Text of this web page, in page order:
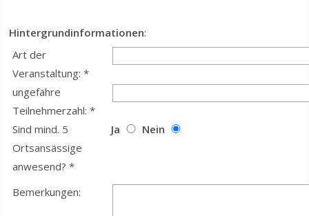
Hintergrundinformationen:
Art der
Veranstaltung: *
ungefähre
Teilnehmerzahl: *
Sind mind. 5
Ortsansässige
anwesend? *
Ja Nein
Bemerkungen: